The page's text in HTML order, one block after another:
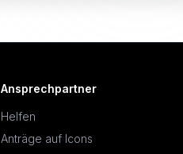
Ansprechpartner
Helfen
Anträge auf Icons